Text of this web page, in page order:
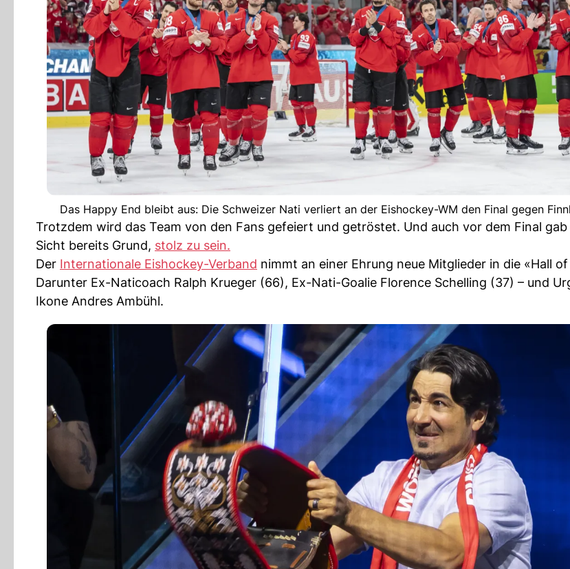
Das Happy End bleibt aus: Die Schweizer Nati verliert an der Eishockey-WM den Final gegen
Trotzdem wird das Team von den Fans gefeiert und getröstet. Und auch vor dem Final gab
Sicht bereits Grund, stolz zu sein.
Der Internationale Eishockey-Verband nimmt an einer Ehrung neue Mitglieder in die «Hall of
Darunter Ex-Naticoach Ralph Krueger (66), Ex-Nati-Goalie Florence Schelling (37) – und
Ikone Andres Ambühl.